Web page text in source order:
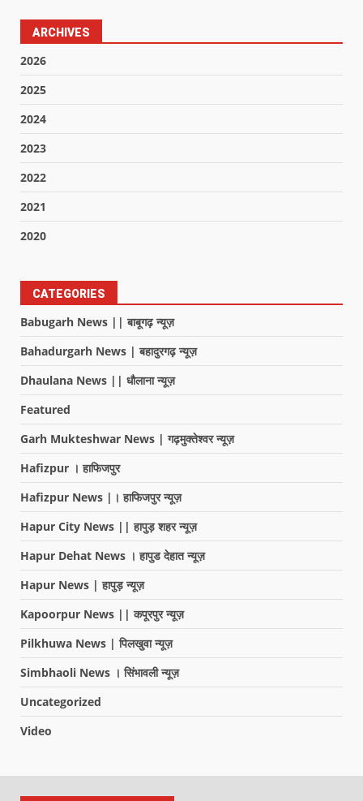
ARCHIVES
2026
2025
2024
2023
2022
2021
2020
CATEGORIES
Babugarh News || बाबूगढ़ न्यूज़
Bahadurgarh News | बहादुरगढ़ न्यूज़
Dhaulana News || धौलाना न्यूज़
Featured
Garh Mukteshwar News | गढ़मुक्तेश्वर न्यूज़
Hafizpur । हाफिजपुर
Hafizpur News |। हाफिजपुर न्यूज़
Hapur City News || हापुड़ शहर न्यूज़
Hapur Dehat News । हापुड देहात न्यूज़
Hapur News | हापुड़ न्यूज़
Kapoorpur News || कपूरपुर न्यूज़
Pilkhuwa News | पिलखुवा न्यूज़
Simbhaoli News । सिंभावली न्यूज़
Uncategorized
Video